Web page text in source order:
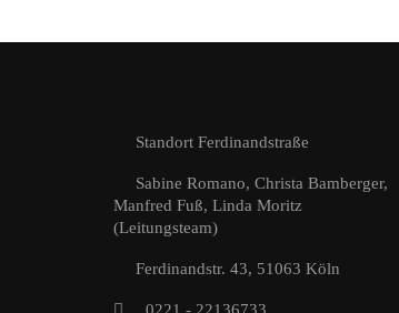
Standort Ferdinandstraße
Sabine Romano, Christa Bamberger,
Manfred Fuß, Linda Moritz
(Leitungsteam)
Ferdinandstr. 43, 51063 Köln